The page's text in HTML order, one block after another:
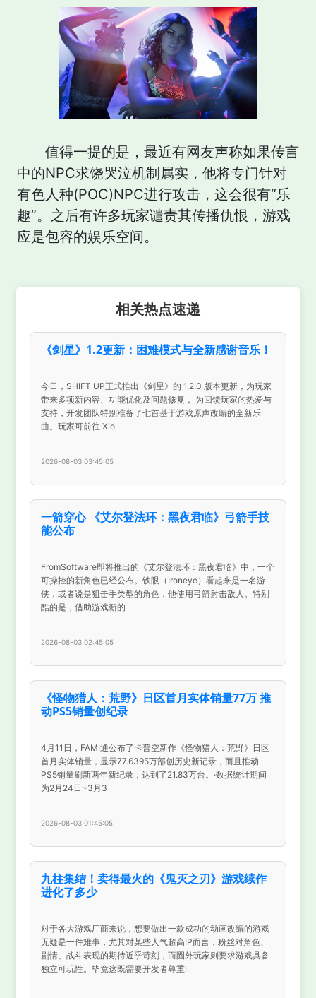
值得一提的是，最近有网友声称如果传言
中的NPC求饶哭泣机制属实，他将专门针对
有色人种(POC)NPC进行攻击，这会很有“乐
趣”。之后有许多玩家谴责其传播仇恨，游戏
应是包容的娱乐空间。
相关热点速递
《剑星》1.2更新：困难模式与全新感谢音乐！
今日，SHIFT UP正式推出《剑星》的 1.2.0 版本更新，为玩家
带来多项新内容、功能优化及问题修复， 为回馈玩家的热爱与
支持，开发团队特别准备了七首基于游戏原声改编的全新乐
曲。玩家可前往 Xio
2026-08-03 03:45:05
一箭穿心 《艾尔登法环：黑夜君临》弓箭手技
能公布
FromSoftware即将推出的《艾尔登法环：黑夜君临》中，一个
可操控的新角色已经公布。铁眼（Ironeye）看起来是一名游
侠，或者说是狙击手类型的角色，他使用弓箭射击敌人。特别
酷的是，借助游戏新的
2026-08-03 02:45:05
《怪物猎人：荒野》日区首月实体销量77万 推
动PS5销量创纪录
4月11日，FAMI通公布了卡普空新作《怪物猎人：荒野》日区
首月实体销量，显示77.6395万部创历史新记录，而且推动
PS5销量刷新两年新纪录，达到了21.83万台。·数据统计期间
为2月24日~3月3
2026-08-03 01:45:05
九柱集结！卖得最火的《鬼灭之刃》游戏续作
进化了多少
对于各大游戏厂商来说，想要做出一款成功的动画改编的游戏
无疑是一件难事，尤其对某些人气超高IP而言，粉丝对角色、
剧情、战斗表现的期待近乎苛刻，而圈外玩家则要求游戏具备
独立可玩性。毕竟这既需要开发者尊重I